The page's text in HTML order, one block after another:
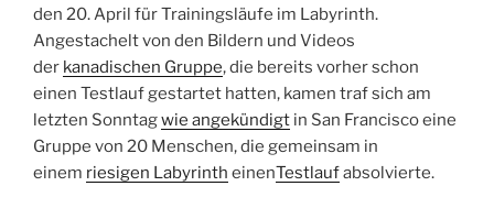
den 20. April für Trainingsläufe im Labyrinth.
Angestachelt von den Bildern und Videos
der kanadischen Gruppe, die bereits vorher schon
einen Testlauf gestartet hatten, kamen traf sich am
letzten Sonntagwie angekündigt in San Francisco eine
Gruppe von 20 Menschen, die gemeinsam in
einem riesigen Labyrinth einenTestlaufabsolvierte.